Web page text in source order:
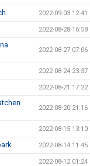
2022-09-03 12:41
2022-08-28 16:58
2022-08-27 07:06
2022-08-24 23:37
2022-08-21 17:22
2022-08-20 21:16
2022-08-15 13:10
2022-08-14 11:45
2022-08-12 01:24